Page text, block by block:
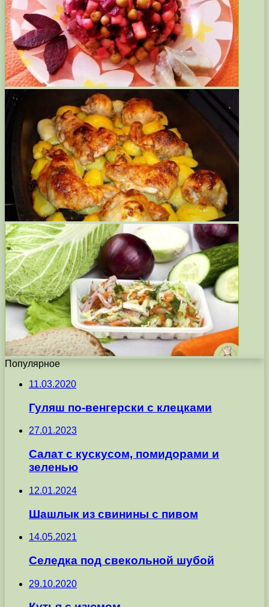
Популярное
11.03.2020
Гуляш по-венгерски с клецками
27.01.2023
Салат с кускусом, помидорами и
зеленью
12.01.2024
Шашлык из свинины с пивом
14.05.2021
Селедка под свекольной шубой
29.10.2020